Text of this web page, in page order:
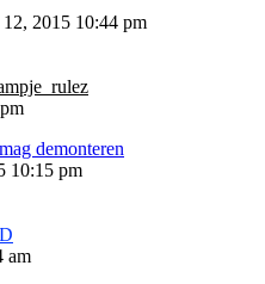
2015 10:44 pm
demonteren
10:15 pm
am